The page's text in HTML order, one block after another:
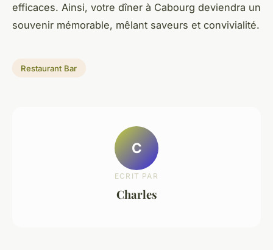
efficaces. Ainsi, votre dîner à Cabourg deviendra un
souvenir mémorable, mêlant saveurs et convivialité.
Restaurant Bar
C
ECRIT PAR
Charles